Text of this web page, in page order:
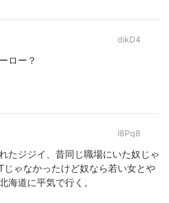
dikD4
ロー？
l8Pq8
たジジイ、昔同じ職場にいた奴じゃ
じゃなかったけど奴なら若い女とや
海道に平気で行く。